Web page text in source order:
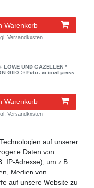
Warenkorb
Versandkosten
LÖWE UND GAZELLEN *
GEO © Foto: animal press
Warenkorb
Versandkosten
KATTA- GRUPPE * XXL +++
Foto:
Warenkorb
auf unserer
Daten von
IP-Adresse), um z.B.
Medien von
auf unsere Website zu